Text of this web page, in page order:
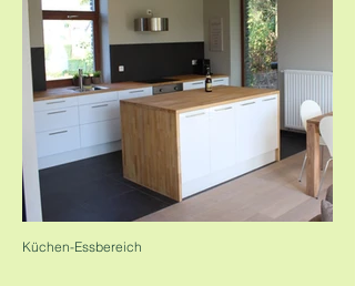
Küchen-Essbereich